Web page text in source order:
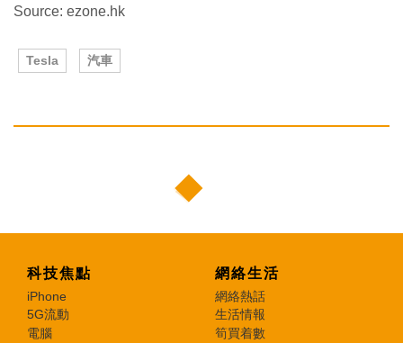
Source: ezone.hk
Tesla 汽車
科技焦點
iPhone
5G流動
電腦
網絡生活
網絡熱話
生活情報
筍買着數